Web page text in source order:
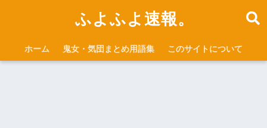
ふよふよ速報。
ホーム 鬼女・気団まとめ用語集 このサイトについて